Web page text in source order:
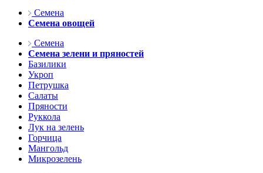
Семена
Семена овощей
Семена
Семена зелени и пряностей
Базилики
Укроп
Петрушка
Салаты
Пряности
Руккола
Лук на зелень
Горчица
Мангольд
Микрозелень